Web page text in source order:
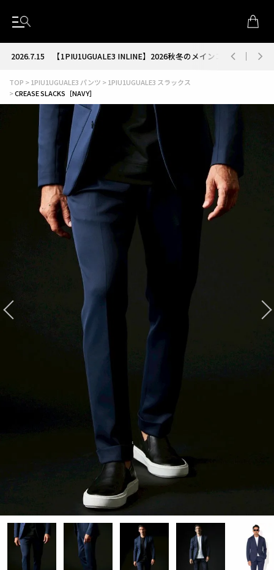
2026.7.15【1PIU1UGUALE3 INLINE】2026秋冬のメインコレクションが
TOP 1PIU1UGUALE3 パンツ
1PIU1UGUALE3 スラックス
CREASE SLACKS［NAVY］